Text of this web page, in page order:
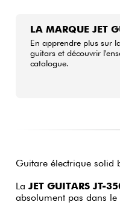
LA MARQUE JET
En apprendre plus sur
guitars et découvrir
catalogue.
Guitare électrique solid
La JET GUITARS JT-
absolument pas dans